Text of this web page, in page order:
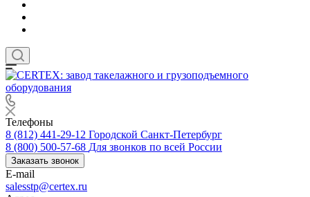
Телефоны
8 (812) 441-29-12 Городской Санкт-Петербург
8 (800) 500-57-68 Для звонков по всей России
Заказать звонок
E-mail
salesstp@certex.ru